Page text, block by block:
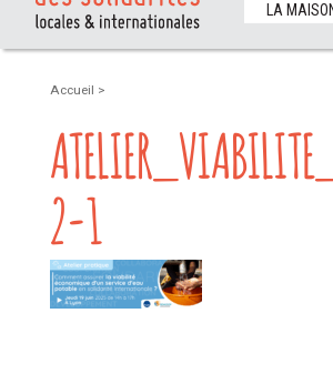
LA
Accueil >
2-1